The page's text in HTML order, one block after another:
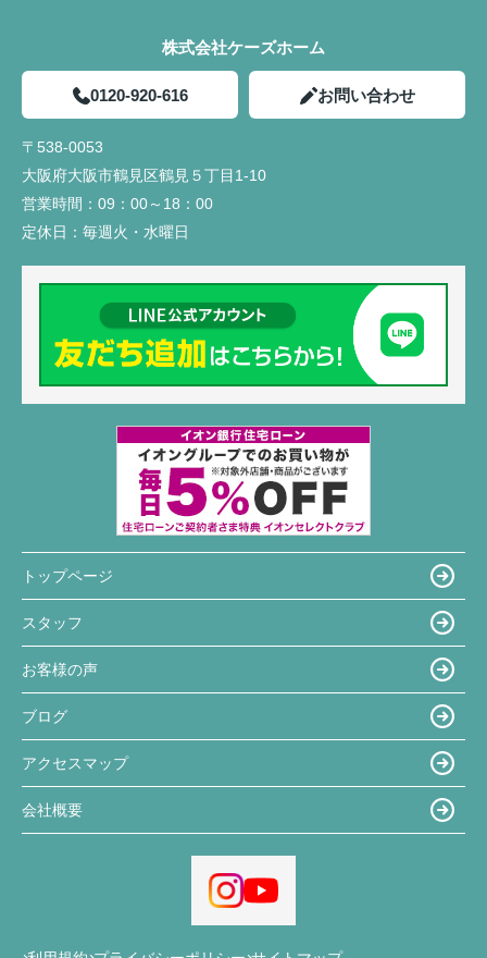
株式会社ケーズホーム
0120-920-616 お問い合わせ
〒538-0053
大阪府大阪市鶴見区鶴見５丁目1-10
営業時間： 09：00～18：00
定休日： 毎週火・水曜日
トップページ
スタッフ
お客様の声
ブログ
アクセスマップ
会社概要